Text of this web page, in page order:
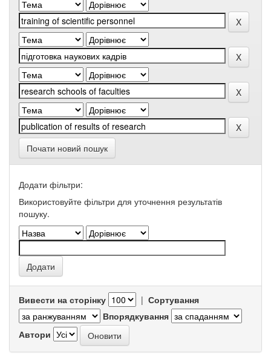
Почати новий пошук
Додати фільтри:
Використовуйте фільтри для уточнення результатів
пошуку.
Вивести на сторінку | Сортування
Впорядкування
Автори